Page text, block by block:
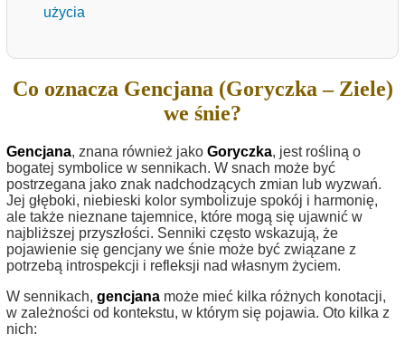
użycia
Co oznacza Gencjana (Goryczka – Ziele)
we śnie?
Gencjana, znana również jako Goryczka, jest rośliną o
bogatej symbolice w sennikach. W snach może być
postrzegana jako znak nadchodzących zmian lub wyzwań.
Jej głęboki, niebieski kolor symbolizuje spokój i harmonię,
ale także nieznane tajemnice, które mogą się ujawnić w
najbliższej przyszłości. Senniki często wskazują, że
pojawienie się gencjany we śnie może być związane z
potrzebą introspekcji i refleksji nad własnym życiem.
W sennikach, gencjana może mieć kilka różnych konotacji,
w zależności od kontekstu, w którym się pojawia. Oto kilka z
nich: